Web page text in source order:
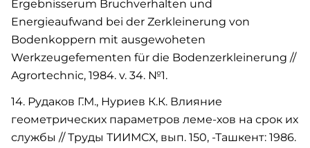
Ergebnisserum Bruchverhalten und
Energieaufwand bei der Zerkleinerung von
Bodenkoppern mit ausgewoheten
Werkzeugefementen für die Bodenzerkleinerung //
Agrortechnic, 1984. v. 34. №1.
14. Рудаков Г.М., Нуриев К.К. Влияние
геометрических параметров леме-хов на срок их
службы // Труды ТИИМСХ, вып. 150, -Ташкент: 1986.